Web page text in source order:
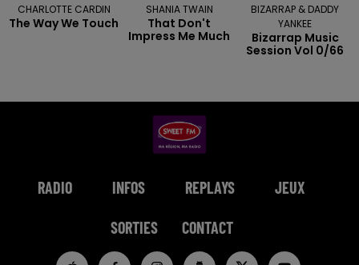
CHARLOTTE CARDIN
The Way We Touch
SHANIA TWAIN
That Don't
Impress Me Much
BIZARRAP & DADDY
YANKEE
Bizarrap Music
Session Vol 0/66
RADIO INFOS REPLAYS JEUX
SORTIES CONTACT